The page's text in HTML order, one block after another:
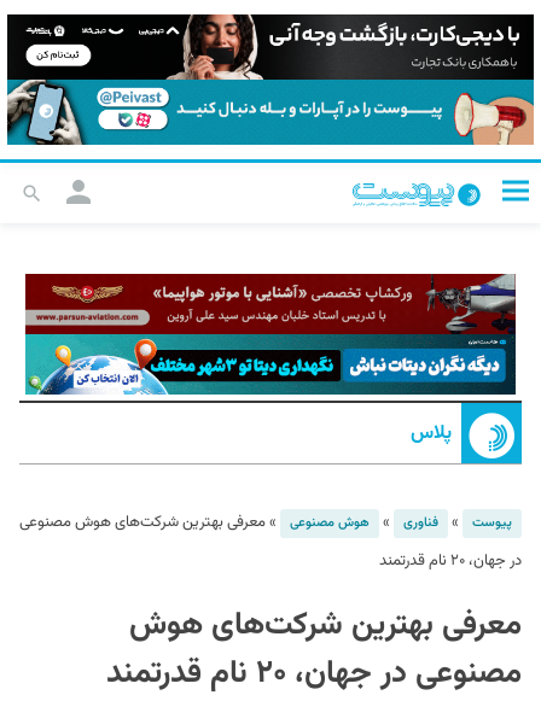
پلاس
پیوست » فناوری » هوش مصنوعی »معرفی بهترین شرکت‌های هوش مصنوعی
در جهان، ۲۰ نام قدرتمند
معرفی بهترین شرکت‌های هوش
مصنوعی در جهان، ۲۰ نام قدرتمند